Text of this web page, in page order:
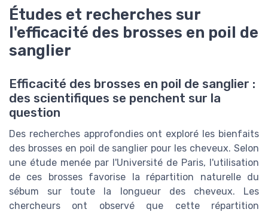
Études et recherches sur
l'efficacité des brosses en poil de
sanglier
Efficacité des brosses en poil de sanglier :
des scientifiques se penchent sur la
question
Des recherches approfondies ont exploré les bienfaits
des brosses en poil de sanglier pour les cheveux. Selon
une étude menée par l'Université de Paris, l'utilisation
de ces brosses favorise la répartition naturelle du
sébum sur toute la longueur des cheveux. Les
chercheurs ont observé que cette répartition